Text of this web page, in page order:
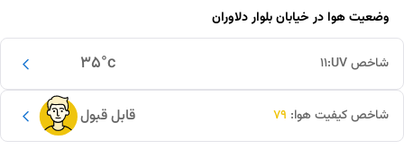
وضعیت هوا درخیابان بلوار دلاوران
35°c شاخص UV: 11
قابل قبول شاخص کیفیت هوا: 79